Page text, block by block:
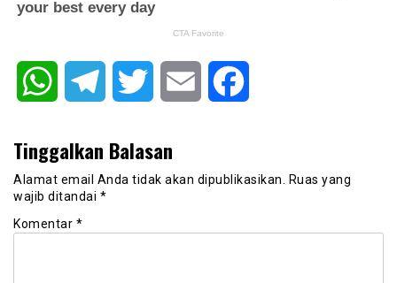
WhatsAppTelegram Twitter Email
Tinggalkan Balasan
Alamat email Anda tidak akan dipublikasikan. Ruas yang
wajib ditandai *
Komentar *